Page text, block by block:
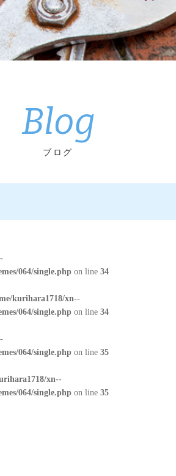
Blog
ブログ
064/single.php on line34
kurihara1718/xn--
064/single.php on line34
064/single.php on line35
xn--
064/single.php on line35